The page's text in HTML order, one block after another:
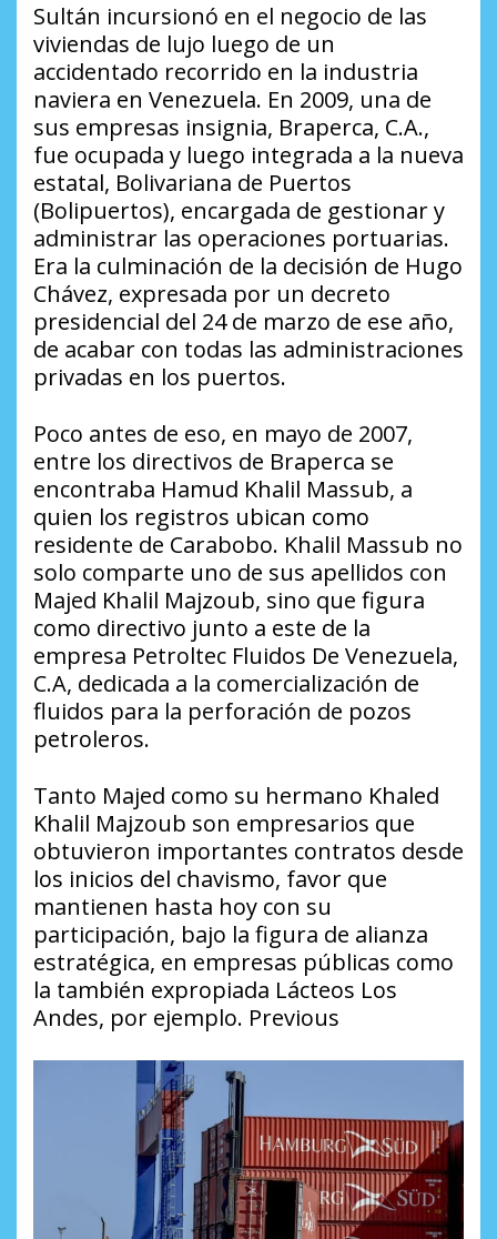
Sultán incursionó en el negocio de las
viviendas de lujo luego de un
accidentado recorrido en la industria
naviera en Venezuela. En 2009, una de
sus empresas insignia, Braperca, C.A.,
fue ocupada y luego integrada a la nueva
estatal, Bolivariana de Puertos
(Bolipuertos), encargada de gestionar y
administrar las operaciones portuarias.
Era la culminación de la decisión de Hugo
Chávez, expresada por un decreto
presidencial del 24 de marzo de ese año,
de acabar con todas las administraciones
privadas en los puertos.
Poco antes de eso, en mayo de 2007,
entre los directivos de Braperca se
encontraba Hamud Khalil Massub, a
quien los registros ubican como
residente de Carabobo. Khalil Massub no
solo comparte uno de sus apellidos con
Majed Khalil Majzoub, sino que figura
como directivo junto a este de la
empresa Petroltec Fluidos De Venezuela,
C.A, dedicada a la comercialización de
fluidos para la perforación de pozos
petroleros.
Tanto Majed como su hermano Khaled
Khalil Majzoub son empresarios que
obtuvieron importantes contratos desde
los inicios del chavismo, favor que
mantienen hasta hoy con su
participación, bajo la figura de alianza
estratégica, en empresas públicas como
la también expropiada Lácteos Los
Andes, por ejemplo. Previous